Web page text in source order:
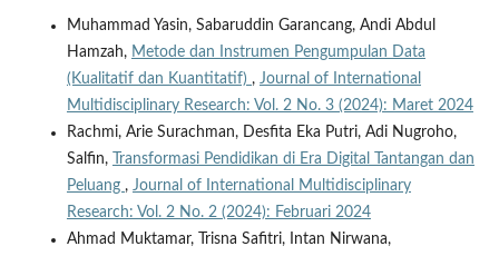
Muhammad Yasin, Sabaruddin Garancang, Andi Abdul
Hamzah, Metode dan Instrumen Pengumpulan Data
(Kualitatif dan Kuantitatif) , Journal of International
Multidisciplinary Research: Vol. 2 No. 3 (2024): Maret 2024
Rachmi, Arie Surachman, Desfita Eka Putri, Adi Nugroho,
Salfin,
Transformasi Pendidikan di Era Digital Tantangan dan
Peluang , Journal of International Multidisciplinary
Research: Vol. 2 No. 2 (2024): Februari 2024
Ahmad Muktamar, Trisna Safitri, Intan Nirwana,